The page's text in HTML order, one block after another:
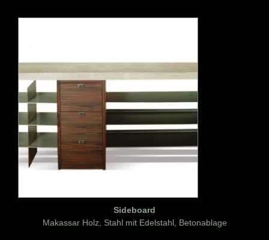
Sideboard
Makassar Holz, Stahl mit Edelstahl, Betonablage